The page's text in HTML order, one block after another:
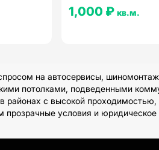
1,000 ₽ кв.м.
на автосервисы,
потолками, подведенными
с высокой проходимостью,
условия и